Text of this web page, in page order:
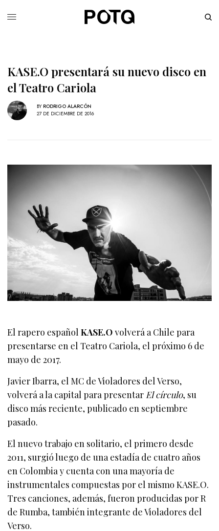
KASE.O presentará su nuevo disco en
el Teatro Cariola
BY RODRIGO ALARCÓN
27 DE DICIEMBRE DE 2016
El rapero español KASE.O volverá a Chile para
presentarse en el Teatro Cariola, el próximo 6 de
mayo de 2017.
Javier Ibarra, el MC de Violadores del Verso,
volverá a la capital para presentar El círculo, su
disco más reciente, publicado en septiembre
pasado.
El nuevo trabajo en solitario, el primero desde
2011, surgió luego de una estadía de cuatro años
en Colombia y cuenta con una mayoría de
instrumentales compuestas por el mismo KASE.O.
Tres canciones, además, fueron producidas por R
de Rumba, también integrante de Violadores del
Verso.